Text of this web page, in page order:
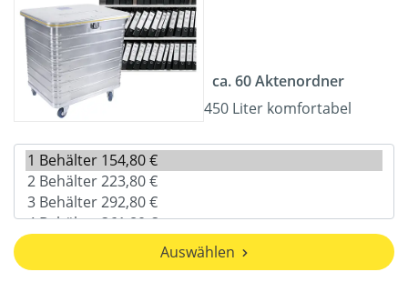
ca. 60 Aktenordner
450 Liter komfortabel
Auswählen